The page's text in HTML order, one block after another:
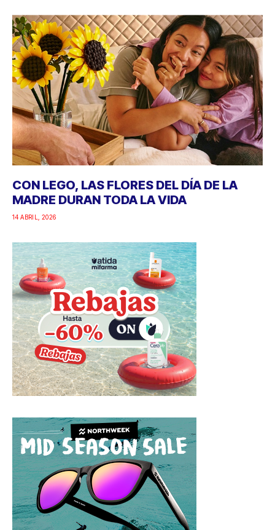
CON LEGO, LAS FLORES DEL DÍA DE LA
MADRE DURAN TODA LA VIDA
14 ABRIL, 2026